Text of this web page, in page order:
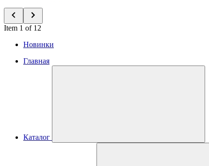
Item 1 of 12
Новинки
Главная
Каталог